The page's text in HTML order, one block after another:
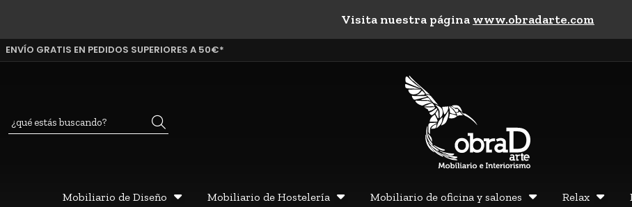
Visita nuestra página www.obradarte.com
ENVÍO GRATIS EN PEDIDOS SUPERIORES A 50€*
Mobiliario de Diseño Mobiliario de Hostelería Mobiliario de oficina y salones Relax